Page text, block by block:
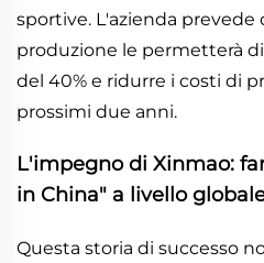
sportive. L'azienda prevede
produzione le permetterà
del 40% e ridurre i costi di
prossimi due anni.
L'impegno di Xinmao:
in China" a livello
Questa storia di successo